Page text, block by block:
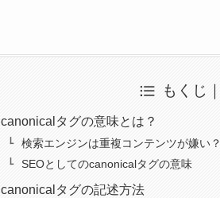
もくじ
canonicalタグの意味とは？
検索エンジンは重複コンテンツが嫌い
SEOとしてのcanonicalタグの意味
canonicalタグの記述方法